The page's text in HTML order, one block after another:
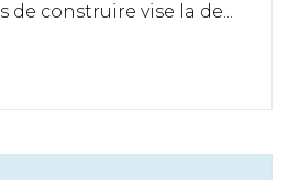
de construire vise la de...